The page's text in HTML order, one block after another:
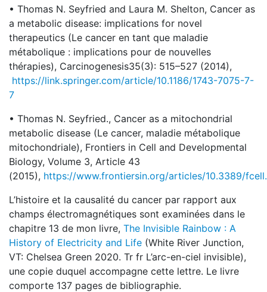
• Thomas N. Seyfried and Laura M. Shelton, Cancer as
a metabolic disease: implications for novel
therapeutics (Le cancer en tant que maladie
métabolique : implications pour de nouvelles
thérapies), Carcinogenesis35(3): 515–527 (2014),
https://link.springer.com/article/10.1186/1743-7075-7-
7
• Thomas N. Seyfried., Cancer as a mitochondrial
metabolic disease (Le cancer, maladie métabolique
mitochondriale), Frontiers in Cell and Developmental
Biology, Volume 3, Article 43
(2015), https://www.frontiersin.org/articles/10.3389/
L’histoire et la causalité du cancer par rapport aux
champs électromagnétiques sont examinées dans le
chapitre 13 de mon livre, The Invisible Rainbow : A
History of Electricity and Life (White River Junction,
VT: Chelsea Green 2020. Tr fr L’arc-en-ciel invisible),
une copie duquel accompagne cette lettre. Le livre
comporte 137 pages de bibliographie.